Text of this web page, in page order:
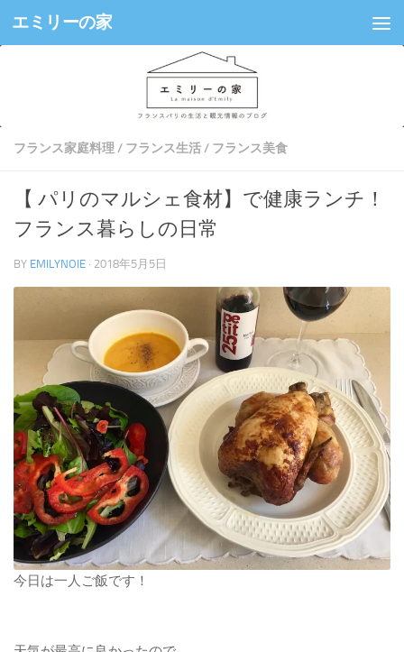
コンテンツへスキップ
エミリーの家
フランス家庭料理 / フランス生活/ フランス美食
【 パリのマルシェ食材】で健康ランチ！
フランス暮らしの日常
BY EMILYNOIE · 2018年5月5日
今日は一人ご飯です！